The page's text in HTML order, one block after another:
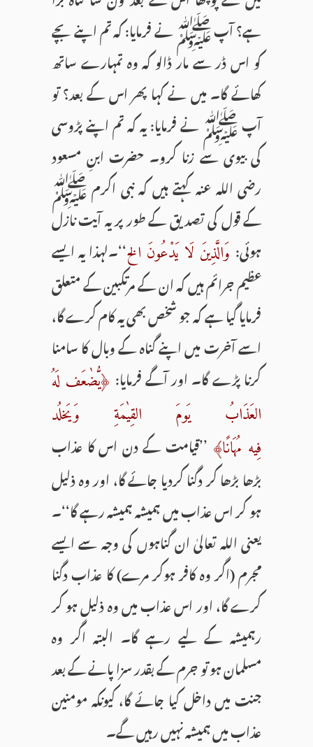
ہے؟ آپ ﷺ نے فرمایا: کہ تم اپنے بچے
کو اس ڈر سے مار ڈالو کہ وہ تمہارے ساتھ
کھائے گا۔ میں نے کہا پھر اس کے بعد؟ تو
آپ ﷺ نے فرمایا: یہ کہ تم اپنے پڑوسی
کی بیوی سے زنا کرو۔ حضرت ابنِ مسعود
رضی اللہ عنہ کہتے ہیں کہ نبی اکرم ﷺ
کے قول کی تصدیق کے طور پر یہ آیت نازل
ہوئی: وَالَّذِينَ لَا يَدْعُونَ الخ‘‘۔لہذا یہ ایسے
عظیم جرائم ہیں کہ ان کے مرتکبین کے متعلق
فرمایا گیا ہے کہ جو شخص بھی یہ کام کرے گا،
اسے آخرت میں اپنے گناہ کے وبال کا سامنا
کرنا پڑے گا۔ اور آگے فرمایا: ﴿یُّضٰعَف لَهُ
العَذَابُ یَومَ القِیٰمَةِ وَیَخلُد
فِیه مُهَانًا﴾ ’’قیامت کے دن اس کا عذاب
بڑھا بڑھا کر دگنا کردیا جائے گا، اور وہ ذلیل
ہو کر اس عذاب میں ہمیشہ ہمیشہ رہے گا‘‘۔
یعنی اللہ تعالیٰ ان گناہوں کی وجہ سے ایسے
مجرم (اگر وہ کافر ہوکر مرے) کا عذاب دگنا
کرے گا، اور اس عذاب میں وہ ذلیل ہو کر
رہمیشہ کے لیے رہے گا۔ البتہ اگر وہ
مسلمان ہو تو جرم کے بقدر سزا پانے کے بعد
جنت میں داخل کیا جائے گا، کیونکہ مومنین
عذاب میں ہمیشہ نہیں رہیں گے۔